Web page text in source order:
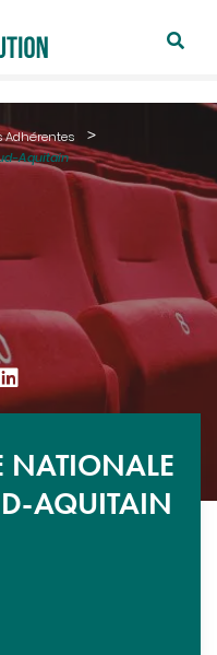
Adhérentes
Aquitain
NATIONALE
AQUITAIN